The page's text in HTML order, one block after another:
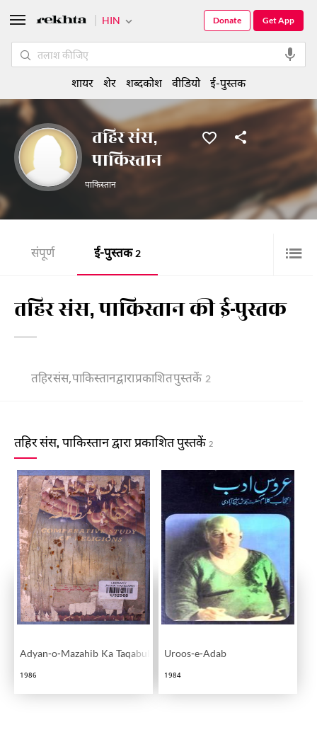
तहिर संस,
पाकिस्तान
पाकिस्तान
संपूर्ण ई-पुस्तक 2
तहिर संस, पाकिस्तान की ई-पुस्तक
तहिर संस, पाकिस्तान द्वारा प्रकाशित पुस्तकें 2
तहिर संस, पाकिस्तान द्वारा प्रकाशित पुस्तकें 2
Adyan-o-Mazahib Ka Taqabuli Mutala
1986
Uroos-e-Adab
1984
HIN Get App
Donate
शायर शेर शब्दकोश वीडियो ई-पुस्तक